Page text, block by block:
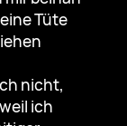
Tüte
nicht,
ich